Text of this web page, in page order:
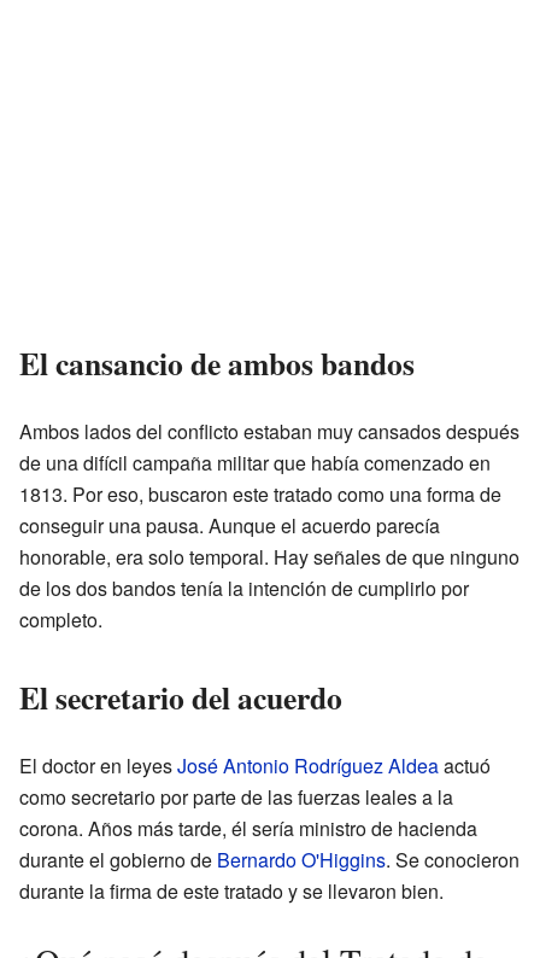
El cansancio de ambos bandos
Ambos lados del conflicto estaban muy cansados después
de una difícil campaña militar que había comenzado en
1813. Por eso, buscaron este tratado como una forma de
conseguir una pausa. Aunque el acuerdo parecía
honorable, era solo temporal. Hay señales de que ninguno
de los dos bandos tenía la intención de cumplirlo por
completo.
El secretario del acuerdo
El doctor en leyesJosé Antonio Rodríguez Aldeaactuó
como secretario por parte de las fuerzas leales a la
corona. Años más tarde, él sería ministro de hacienda
durante el gobierno de Bernardo O'Higgins. Se conocieron
durante la firma de este tratado y se llevaron bien.